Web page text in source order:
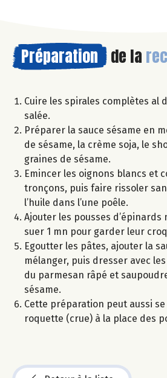
Préparation de la
Cuire les spirales complètes al
salée.
Préparer la sauce sésame en
de sésame, la crème soja, le
graines de sésame.
Emincer les oignons blancs et
tronçons, puis faire rissoler
l’huile dans l’une poêle.
Ajouter les pousses
suer 1 mn pour garder leur
Egoutter les pâtes, ajouter la
mélanger, puis dresser avec
du parmesan râpé et
sésame.
Cette préparation peut aussi
roquette (crue) à la place des